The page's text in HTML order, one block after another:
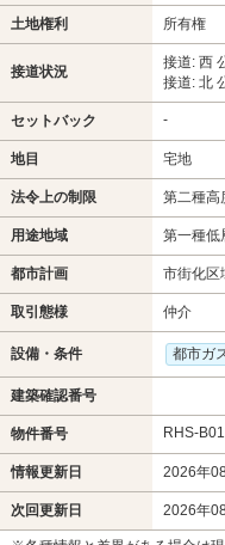
土地権利 所有権
接道状況
接道: 西
接道: 北
セットバック -
地目 宅地
法令上の制限 第二種高
用途地域 第一種低
都市計画 市街化区
取引態様 仲介
設備・条件 都市ガ
建築確認番号
物件番号 RHS-
情報更新日 2026年
次回更新日 2026年